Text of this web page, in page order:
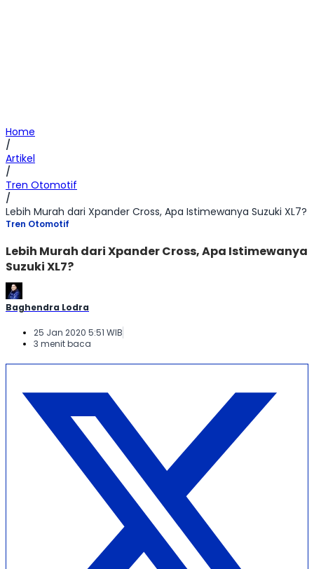
Home
/
Artikel
/
Tren Otomotif
/
Lebih Murah dari Xpander Cross, Apa Istimewanya Suzuki XL7?
Tren Otomotif
Lebih Murah dari Xpander Cross, Apa Istimewanya
Suzuki XL7?
Baghendra Lodra
25 Jan 2020 5:51 WIB
3 menit baca